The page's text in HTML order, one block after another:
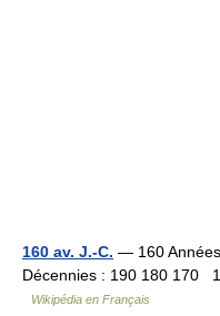
160 av. J.-C. — 160
Décennies : 190 180 170
Wikipédia en Français